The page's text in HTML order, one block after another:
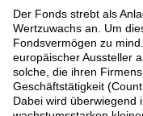
Rest
Der Fonds strebt als
Wertzuwachs an. Um
Fondsvermögen zu
europäischer Aussteller
solche, die ihren
Geschäftstätigkeit
Dabei wird überwiegend